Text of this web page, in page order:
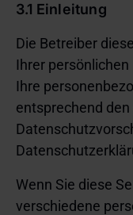
3.1 Einleitung
Die Betreiber
Ihrer
Ihre
entsprechend
Wenn Sie diese
verschiedene